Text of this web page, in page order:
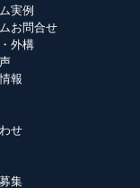
実例
お問合せ
外構
報
せ
集